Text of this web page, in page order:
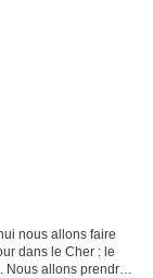
nous allons faire
dans le Cher : le
allons prendre